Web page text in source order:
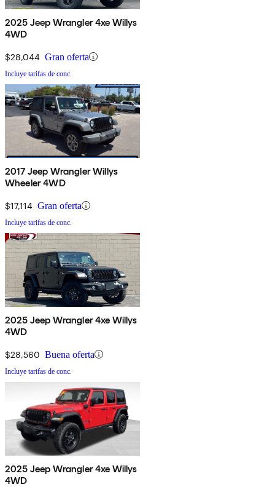
2025 Jeep Wrangler 4xe Willys
4WD
$28,044 Gran oferta
Incluye tarifas de conc.
2017 Jeep Wrangler Willys
Wheeler 4WD
$17,114 Gran oferta
Incluye tarifas de conc.
2025 Jeep Wrangler 4xe Willys
4WD
$28,560 Buena oferta
Incluye tarifas de conc.
2025 Jeep Wrangler 4xe Willys
4WD